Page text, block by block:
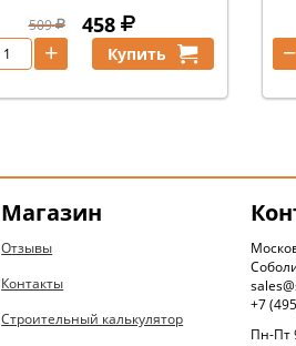
509 458
+ Купить −
Магазин
Отзывы
Контакты
Строительный калькулятор
+7
Пн-Пт